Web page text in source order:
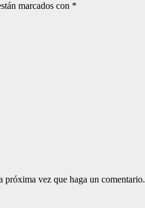
marcados con *
próxima vez que haga un comentario.